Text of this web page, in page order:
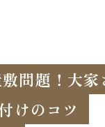
問題！大
けのコツ